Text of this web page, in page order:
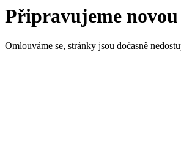
Připravujeme
Omlouváme se, stránky jsou dočasně